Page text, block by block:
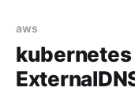
kubernetes-incubator/
가면 ExternalDNS
aws
kubernetes